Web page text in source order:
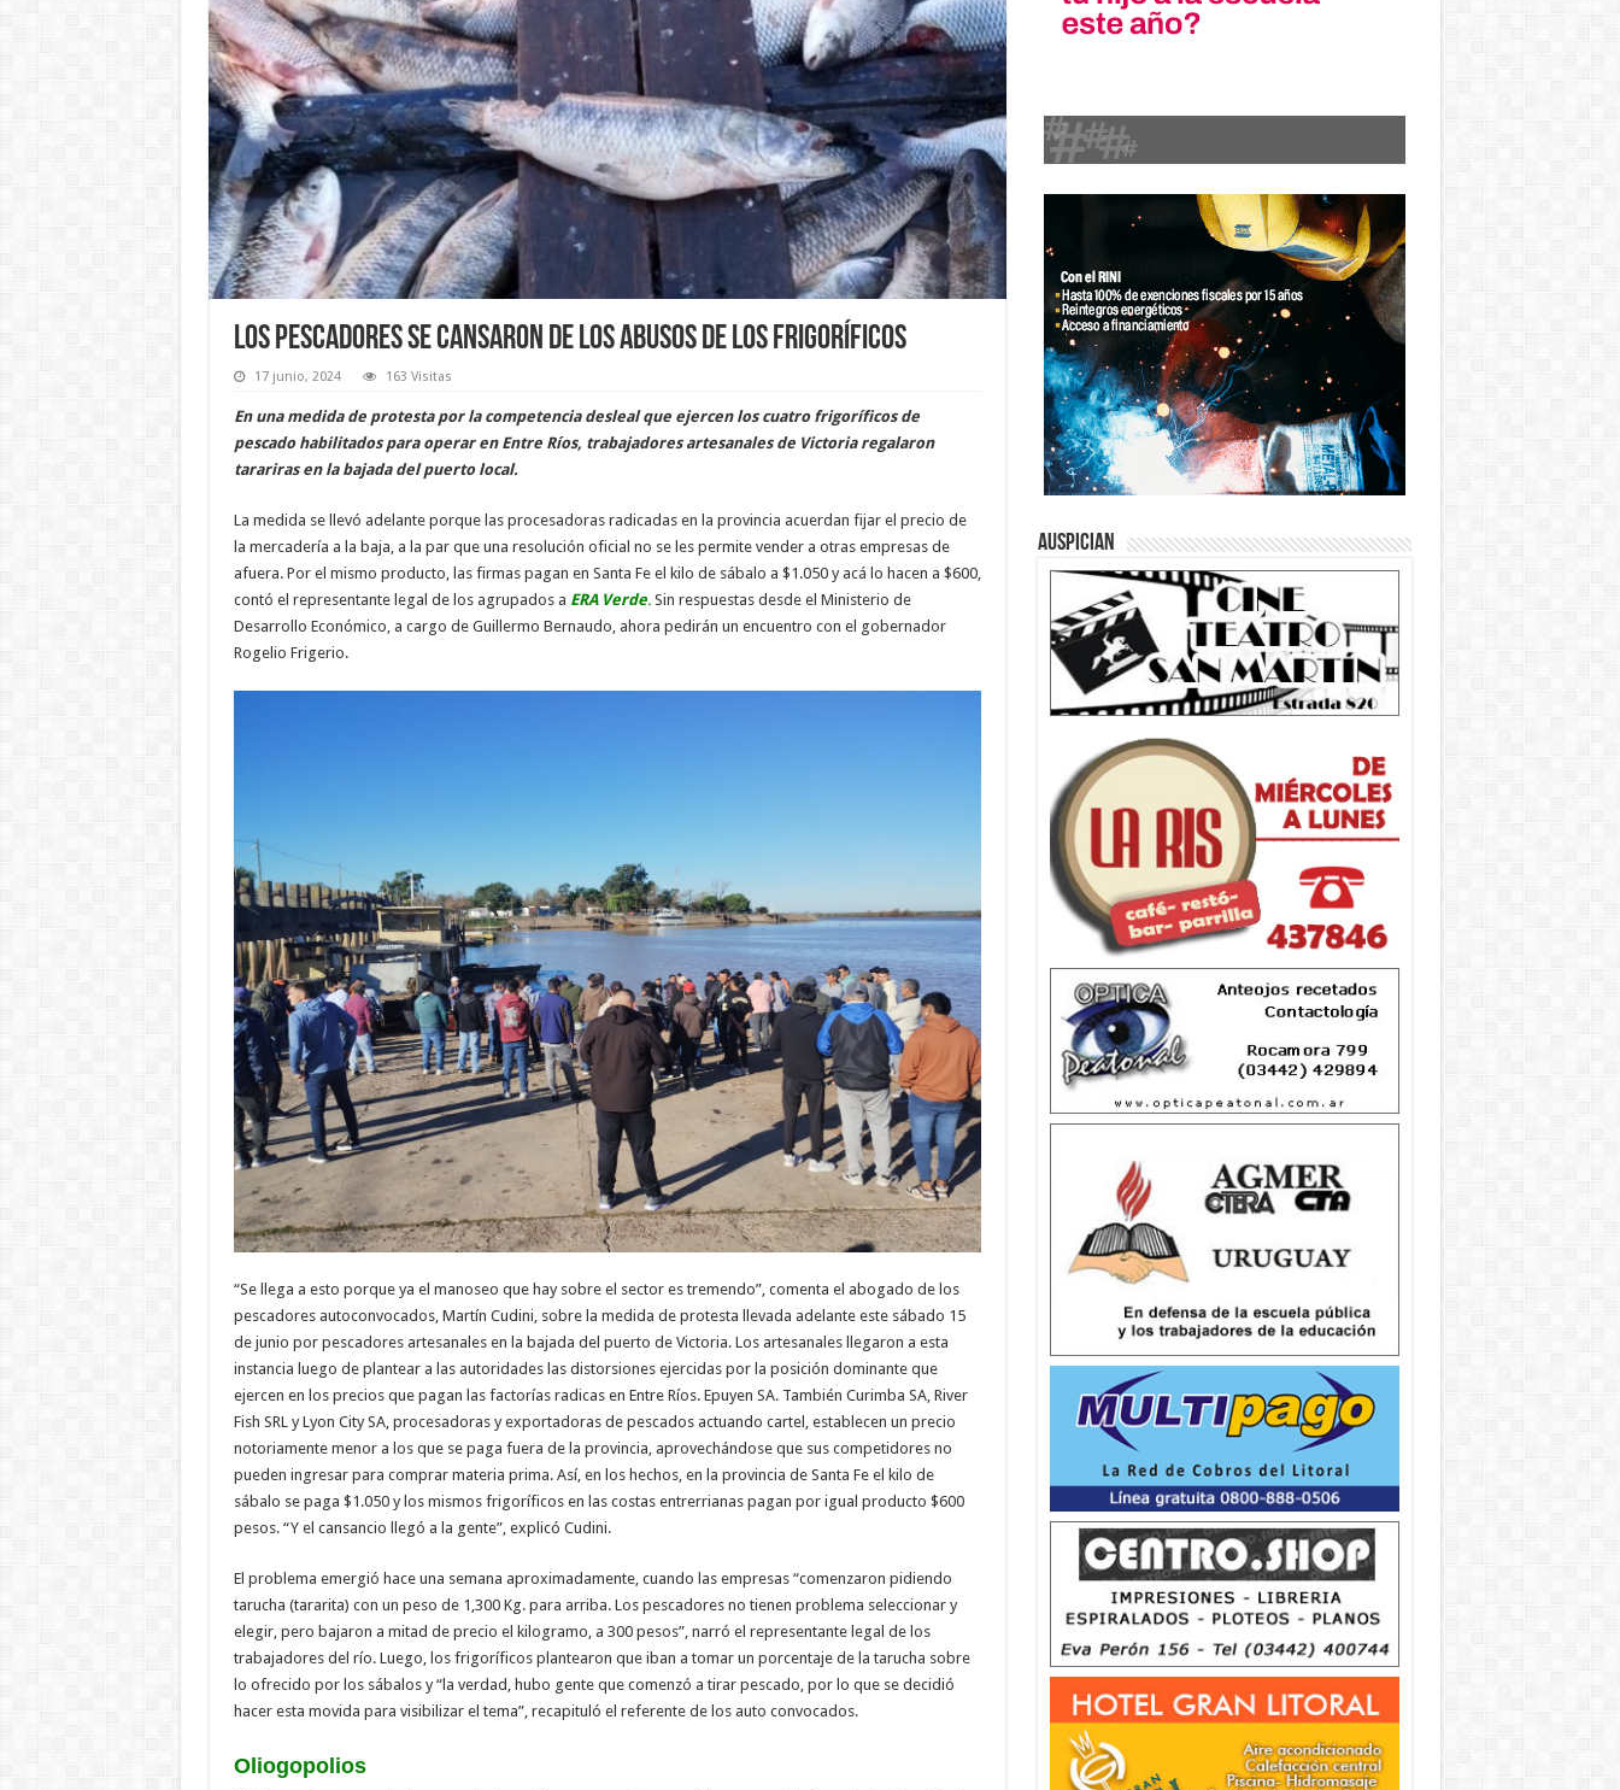
Los pescadores se cansaron de los abusos de los frigoríficos
17 junio, 2024 163 Visitas
En una medida de protesta por la competencia desleal que ejercen los cuatro frigoríficos de
pescado habilitados para operar en Entre Ríos, trabajadores artesanales de Victoria regalaron
tarariras en la bajada del puerto local.
La medida se llevó adelante porque las procesadoras radicadas en la provincia acuerdan fijar el precio de
la mercadería a la baja, a la par que una resolución oficial no se les permite vender a otras empresas de
afuera. Por el mismo producto, las firmas pagan en Santa Fe el kilo de sábalo a $1.050 y acá lo hacen a $600,
contó el representante legal de los agrupados a ERA Verde.Sin respuestas desde el Ministerio de
Desarrollo Económico, a cargo de Guillermo Bernaudo, ahora pedirán un encuentro con el gobernador
Rogelio Frigerio.
“Se llega a esto porque ya el manoseo que hay sobre el sector es tremendo”, comenta el abogado de los
pescadores autoconvocados, Martín Cudini, sobre la medida de protesta llevada adelante este sábado 15
de junio por pescadores artesanales en la bajada del puerto de Victoria. Los artesanales llegaron a esta
instancia luego de plantear a las autoridades las distorsiones ejercidas por la posición dominante que
ejercen en los precios que pagan las factorías radicas en Entre Ríos. Epuyen SA. También Curimba SA, River
Fish SRL y Lyon City SA, procesadoras y exportadoras de pescados actuando cartel, establecen un precio
notoriamente menor a los que se paga fuera de la provincia, aprovechándose que sus competidores no
pueden ingresar para comprar materia prima. Así, en los hechos, en la provincia de Santa Fe el kilo de
sábalo se paga $1.050 y los mismos frigoríficos en las costas entrerrianas pagan por igual producto $600
pesos. “Y el cansancio llegó a la gente”, explicó Cudini.
El problema emergió hace una semana aproximadamente, cuando las empresas “comenzaron pidiendo
tarucha (tararita) con un peso de 1,300 Kg. para arriba. Los pescadores no tienen problema seleccionar y
elegir, pero bajaron a mitad de precio el kilogramo, a 300 pesos”, narró el representante legal de los
trabajadores del río. Luego, los frigoríficos plantearon que iban a tomar un porcentaje de la tarucha sobre
lo ofrecido por los sábalos y “la verdad, hubo gente que comenzó a tirar pescado, por lo que se decidió
hacer esta movida para visibilizar el tema”, recapituló el referente de los auto convocados.
Oliogopolios
Auspician